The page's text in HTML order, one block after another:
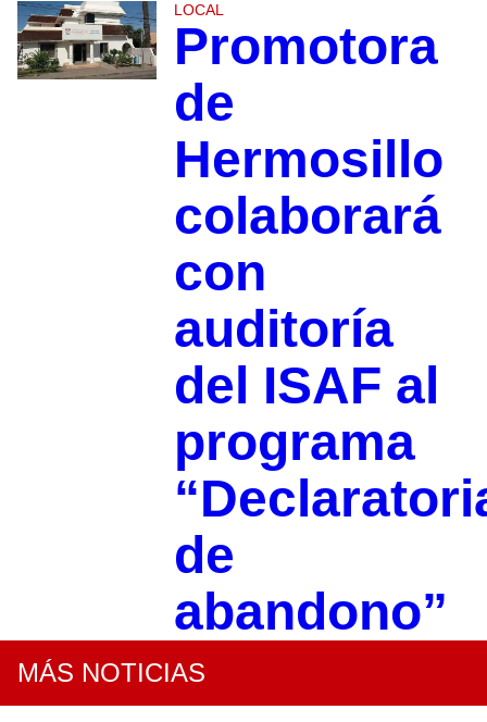
LOCAL
Promotora
de
Hermosillo
colaborará
con
auditoría
del ISAF al
programa
de
abandono”
MÁS NOTICIAS